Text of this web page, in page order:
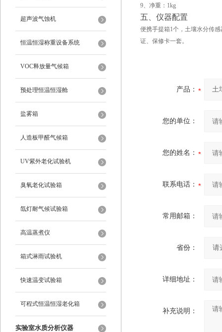
超声波气蚀机
恒温恒湿称重设备系统
VOC释放量气候箱
预处理恒温恒湿舱
盐雾箱
人造板甲醛气候箱
UV紫外老化试验机
臭氧老化试验箱
氙灯耐气候试验箱
高温蒸煮仪
箱式淋雨试验机
快速温变试验箱
可程式恒温恒湿老化箱
实验室水质分析仪器
9、净重：1kg
五、仪器配置
便携手提箱1个，土壤水分传
证、保修卡一套。
产品：
您的单位：
您的姓名：
联系电话：
常用邮箱：
省份：
详细地址：
补充说明：